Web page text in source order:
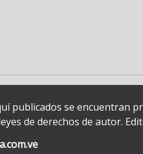
publicados se encuentran
de derechos de autor.